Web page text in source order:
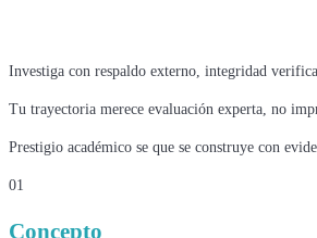
Investiga con respaldo externo, integridad
Tu trayectoria merece evaluación experta, no
Prestigio académico se que se construye con
01
Concepto